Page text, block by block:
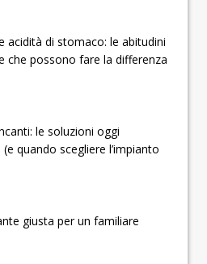
acidità di stomaco: le abitudini
che possono fare la differenza
le soluzioni oggi
quando scegliere l’impianto
giusta per un familiare